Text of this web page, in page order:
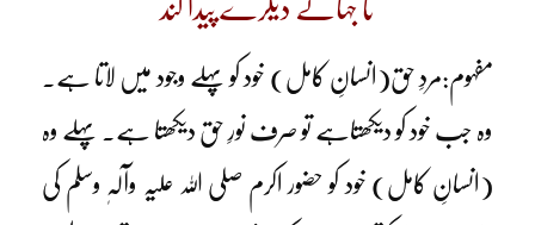
تا جہانے دیگرے پیدا کند
مفہوم:مردِ حق(انسانِ کامل) خود کو پہلے وجود میں لاتا ہے۔
وہ جب خود کو دیکھتاہے تو صرف نورِ حق دیکھتا ہے۔ پہلے وہ
(انسانِ کامل) خود کو حضور اکرم صلی اللہ علیہ وآلہٖ وسلم کی